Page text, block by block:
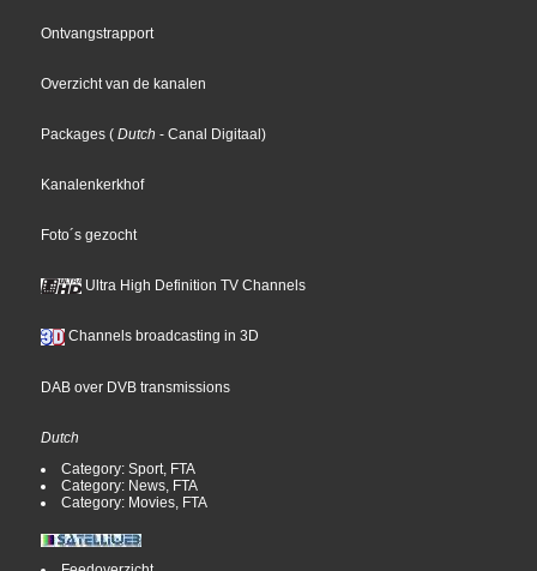
Ontvangstrapport
Overzicht van de kanalen
Packages ( Dutch - Canal Digitaal)
Kanalenkerkhof
Foto´s gezocht
Ultra High Definition TV Channels
Channels broadcasting in 3D
DAB over DVB transmissions
Dutch
Category: Sport, FTA
Category: News, FTA
Category: Movies, FTA